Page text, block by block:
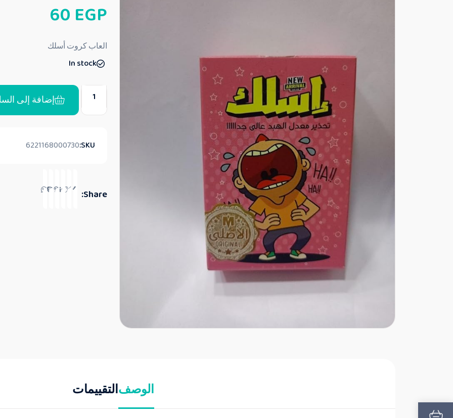
م
ا
ي
م
ن
60 EGP
العاب كروت أسلك
In stock
إضافة إلى
SKU:
6221168000730
Share:
الوصفالتقييمات